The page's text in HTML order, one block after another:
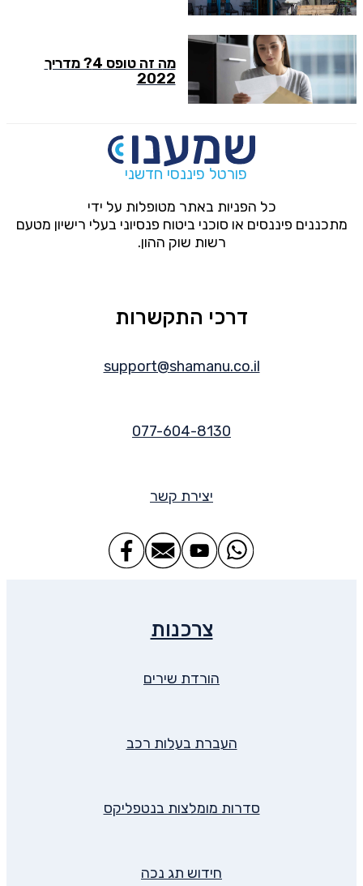
מה זה טופס 4? מדריך
2022
פורטל פיננסי חדשני
כל הפניות באתר מטופלות על ידי
מתכננים פיננסים או סוכני ביטוח פנסיוני בעלי רישיון מטעם
רשות שוק ההון.
דרכי התקשרות
support@shamanu.co.il
077-604-8130
יצירת קשר
צרכנות
הורדת שירים
העברת בעלות רכב
סדרות מומלצות בנטפליקס
חידוש תג נכה